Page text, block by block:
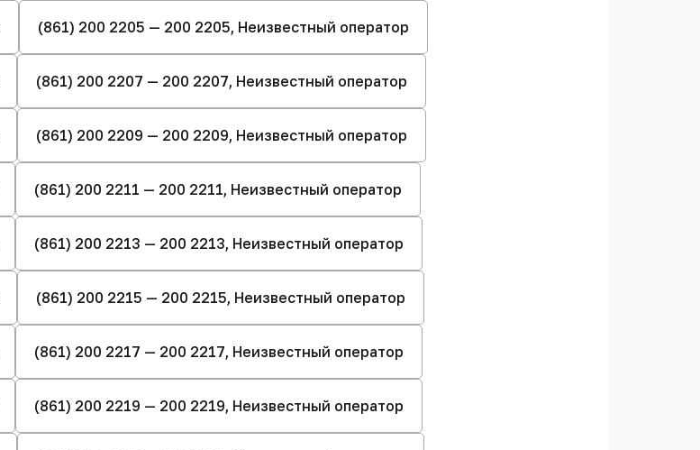
(861) 200 2205 — 200 2205, Неизвестный оператор
(861) 200 2207 — 200 2207, Неизвестный оператор
(861) 200 2209 — 200 2209, Неизвестный оператор
(861) 200 2211 — 200 2211, Неизвестный оператор
(861) 200 2213 — 200 2213, Неизвестный оператор
(861) 200 2215 — 200 2215, Неизвестный оператор
(861) 200 2217 — 200 2217, Неизвестный оператор
(861) 200 2219 — 200 2219, Неизвестный оператор